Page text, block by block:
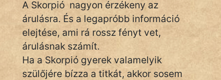
A Skorpió nagyon érzékeny az
árulásra. És a legapróbb információ
elejtése, ami rá rossz fényt vet,
árulásnak számít.
Ha a Skorpió gyerek valamelyik
szülőjére bízza a titkát, akkor sosem